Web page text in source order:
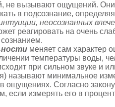
не вызывают ощущений.
в подсознание,
неосознанных
реагировать на очень
меняет сам характер
температуры воды,
при сильном звуке и
называют минимальное
ощущениях. Согласно
измерять его в